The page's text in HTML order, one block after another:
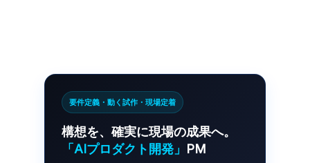
要件定義・動く試作・現場定着
構想を、確実に現場の成果へ。
「AIプロダクト開発」 PM